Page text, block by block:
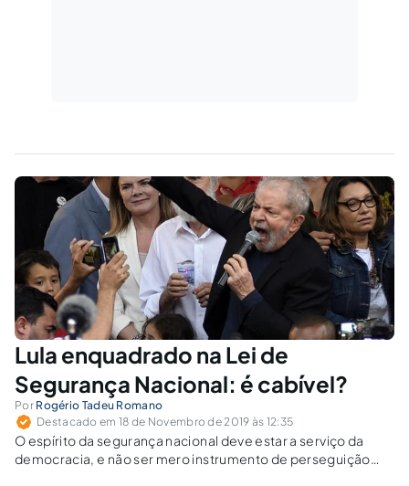
Lula enquadrado na Lei de
Segurança Nacional: é cabível?
Por Rogério Tadeu Romano
Destacado em 18 de Novembro de 2019 às 12:35
O espírito da segurança nacional deve estar a serviço da
democracia, e não ser mero instrumento de perseguição